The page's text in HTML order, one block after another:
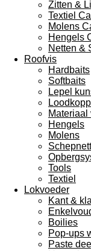
Zitten &
Textiel
Molens
Hengels
Netten &
Roofvis
Hardbaits
Softbaits
Lepel
Materiaal
Hengels
Molens
Tools
Textiel
Lokvoeder
Kant &
Boilies
Pop-ups
Paste